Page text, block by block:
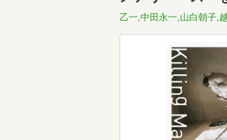
乙一,中田永一,山白朝子,